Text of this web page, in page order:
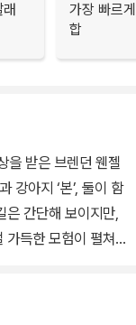
가장 빠르
합
을 받은 브렌던 웬젤
강아지 ‘본’, 둘이 함
은 간단해 보이지만,
가득한 모험이 펼쳐
.